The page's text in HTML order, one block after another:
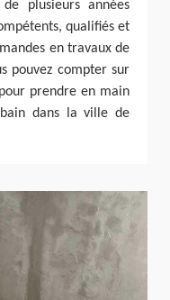
plusieurs années
qualifiés et
en travaux de
pouvez compter sur
prendre en main
dans la ville de